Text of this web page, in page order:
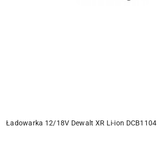
Ładowarka 12/18V Dewalt XR Li-ion DCB1104